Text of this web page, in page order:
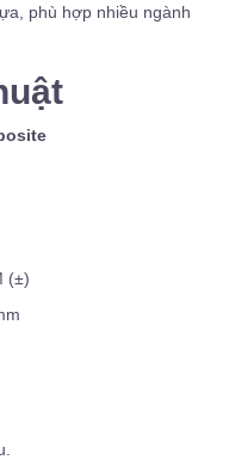
phù hợp nhiều ngành
(±)